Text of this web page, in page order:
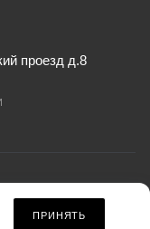
проезд д.8
публичной офертой.
ПРИНЯТЬ